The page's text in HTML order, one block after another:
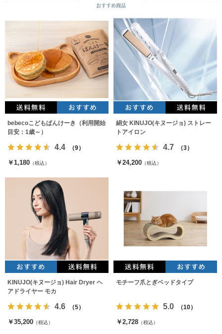
おすすめ商品
bebecoこどもぱんけーき（利用開始
目安：1歳～）
4.4 （9）
￥1,180 （税込）
絹女 KINUJO(キヌージョ) ストレー
トアイロン
4.7 （3）
￥24,200 （税込）
KINUJO(キヌージョ) Hair Dryer ヘ
アドライヤー モカ
4.6 （5）
￥35,200 （税込）
モチーフ爪とぎベッドタイプ
5.0 （10）
￥2,728 （税込）